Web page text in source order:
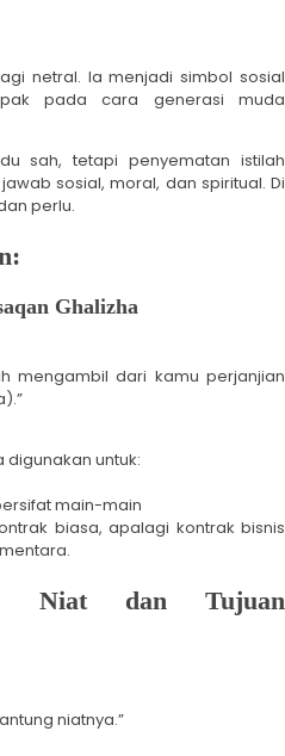
netral. Ia menjadi simbol sosial
pada cara generasi muda
sah, tetapi penyematan istilah
sosial, moral, dan spiritual. Di
perlu.
Ghalizha
mengambil dari kamu perjanjian
digunakan untuk:
main-main
biasa, apalagi kontrak bisnis
Niat dan Tujuan
niatnya.”